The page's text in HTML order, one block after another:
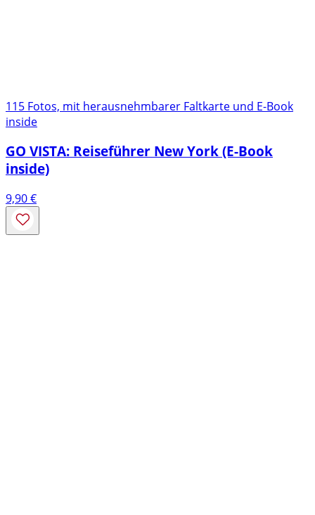
115 Fotos, mit herausnehmbarer Faltkarte und E-Book
inside
GO VISTA: Reiseführer New York (E-Book
inside)
9,90€